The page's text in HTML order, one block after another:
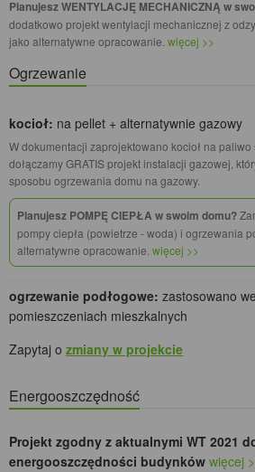
Planujesz WENTYLACJĘ MECHANICZNĄ w
dodatkowo projekt wentylacji mechanicznej z
jako alternatywne opracowanie. więcej >>
Ogrzewanie
kocioł: na pellet + alternatywnie gazowy
W dokumentacji zaprojektowano kocioł na paliwo
dołączamy GRATIS projekt instalacji gazowej,
sposobu ogrzewania domu na gazowy.
Planujesz POMPĘ CIEPŁA w swoim domu?
pompy ciepła (powietrze - woda) i ogrzewania
alternatywne opracowanie. więcej >>
ogrzewanie podłogowe: zastosowano
pomieszczeniach mieszkalnych
Zapytaj o zmiany w projekcie
Energooszczędność
Projekt zgodny z aktualnymi WT 2021
energooszczędności budynków więcej